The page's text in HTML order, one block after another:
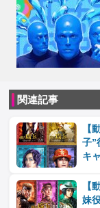
関連記事
【
子”
キ
【
妹